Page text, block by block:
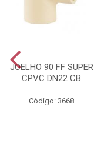
JOELHO 90 FF SUPER
CPVC DN22 CB
Código: 3668